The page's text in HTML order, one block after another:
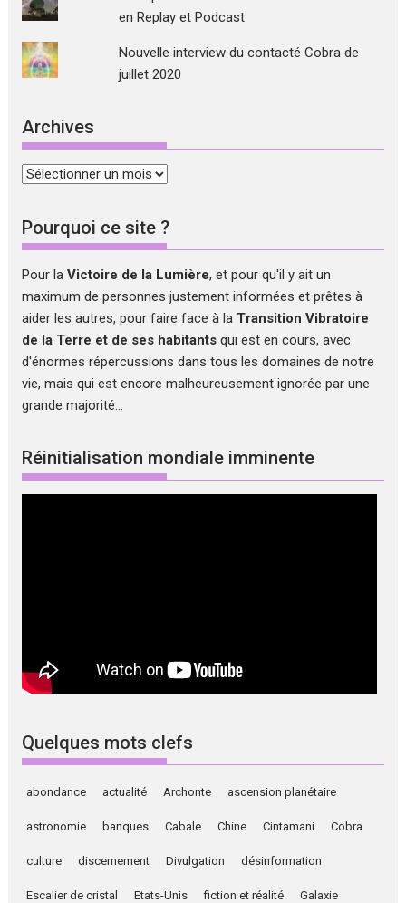
en Replay et Podcast
Nouvelle interview du contacté Cobra de
juillet 2020
Archives
Archives
Pourquoi ce site ?
Pour laVictoire de la Lumière, et pour qu'il y ait un
maximum de personnes justement informées et prêtes à
aider les autres, pour faire face à la Transition Vibratoire
de la Terre et de ses habitants qui est en cours, avec
d'énormes répercussions dans tous les domaines de notre
vie, mais qui est encore malheureusement ignorée par une
grande majorité...
Réinitialisation mondiale imminente
Quelques mots clefs
abondance actualité Archonte ascension planétaire
astronomie banques Cabale Chine Cintamani Cobra
culture discernement Divulgation désinformation
Escalier de cristal Etats-Unis fiction et réalité Galaxie